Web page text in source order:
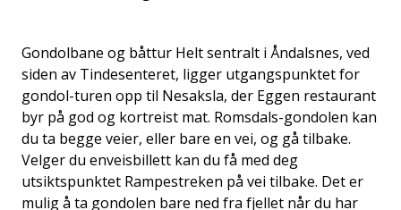
Gondolbane og båttur Helt sentralt i Åndalsnes, ved
siden av Tindesenteret, ligger utgangspunktet for
gondol-turen opp til Nesaksla, der Eggen restaurant
byr på god og kortreist mat. Romsdals-gondolen kan
du ta begge veier, eller bare en vei, og gå tilbake.
Velger du enveisbillett kan du få med deg
utsiktspunktet Rampestreken på vei tilbake. Det er
mulig å ta gondolen bare ned fra fjellet når du har